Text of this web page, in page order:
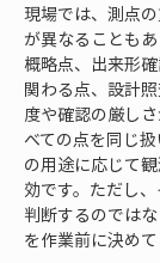
現場では、測点
が異なることも
概略点、出来形
関わる点、設計
度や確認の厳し
べての点を同じ
の用途に応じて
効です。ただし
判断するのでは
を作業前に決めて